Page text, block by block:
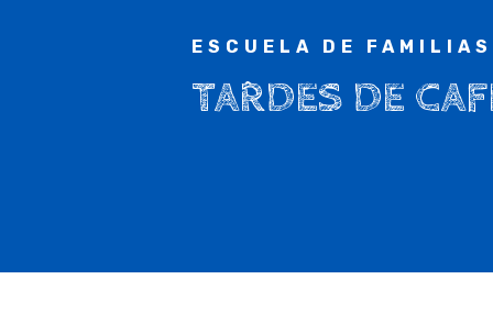
ESCUELA DE FAMILIAS
TARDES DE